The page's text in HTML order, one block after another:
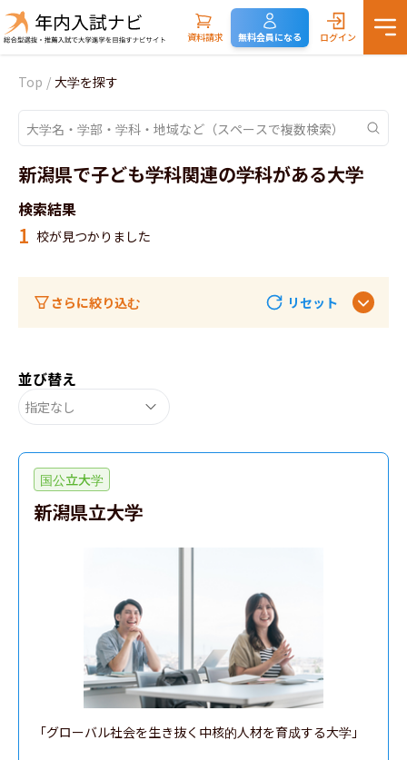
資料請求 無料会員になる ログイン
Top / 大学を探す
新潟県で子ども学科関連の学科がある大学
検索結果
1 校が見つかりました
さらに絞り込む リセット
並び替え
指定なし
国公立大学
新潟県立大学
「グローバル社会を生き抜く中核的人材を育成する大学」